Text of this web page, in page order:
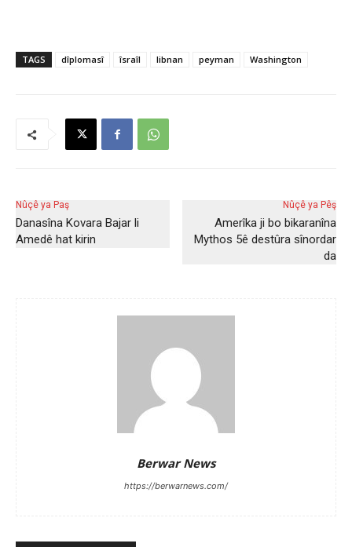
TAGS dîplomasî îsraîl libnan peyman Washington
Nûçê ya Paş
Danasîna Kovara Bajar li
Amedê hat kirin
Nûçê ya Pêş
Amerîka ji bo bikaranîna
Mythos 5ê destûra sînordar
da
Berwar News
https://berwarnews.com/